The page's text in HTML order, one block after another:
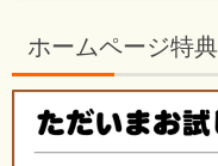
ホームページ特典